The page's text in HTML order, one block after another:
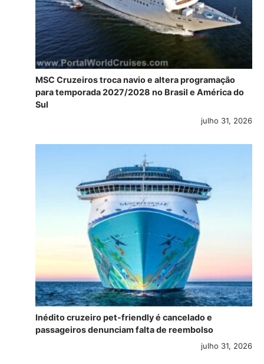
MSC Cruzeiros troca navio e altera programação
para temporada 2027/2028 no Brasil e América do
Sul
julho 31, 2026
Inédito cruzeiro pet-friendly é cancelado e
passageiros denunciam falta de reembolso
julho 31, 2026